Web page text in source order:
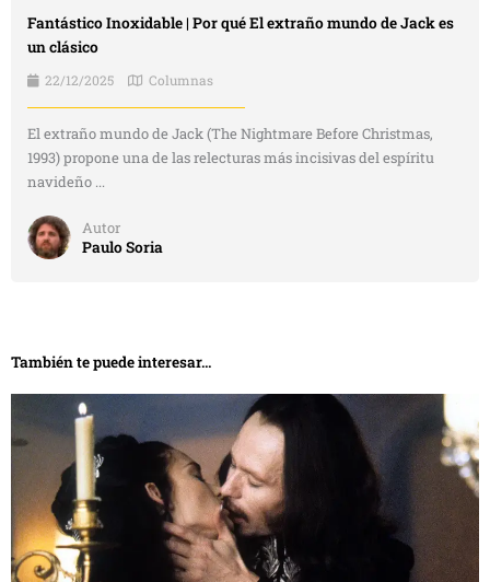
Fantástico Inoxidable | Por qué El extraño mundo de Jack es
un clásico
22/12/2025 Columnas
El extraño mundo de Jack (The Nightmare Before Christmas,
1993) propone una de las relecturas más incisivas del espíritu
navideño ...
Autor
Paulo Soria
También te puede interesar...